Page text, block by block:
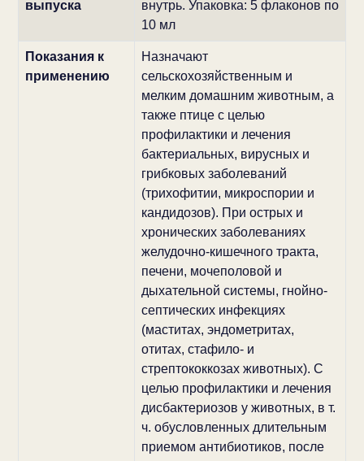
выпуска
внутрь. Упаковка: 5 флаконов по
10 мл
Показания к
применению
Назначают
сельскохозяйственным и
мелким домашним животным, а
также птице с целью
профилактики и лечения
бактериальных, вирусных и
грибковых заболеваний
(трихофитии, микроспории и
кандидозов). При острых и
хронических заболеваниях
желудочно-кишечного тракта,
печени, мочеполовой и
дыхательной системы, гнойно-
септических инфекциях
(маститах, эндометритах,
отитах, стафило- и
стрептококкозах животных). С
целью профилактики и лечения
дисбактериозов у животных, в т.
ч. обусловленных длительным
приемом антибиотиков, после